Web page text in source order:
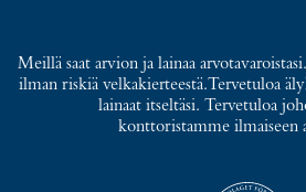
Meillä saat arvion ja lainaa
ilman riskiä velkakierteestä. Tervetuloa
lainaat itseltäsi. Tervetuloa
konttoristamme ilmaiseen